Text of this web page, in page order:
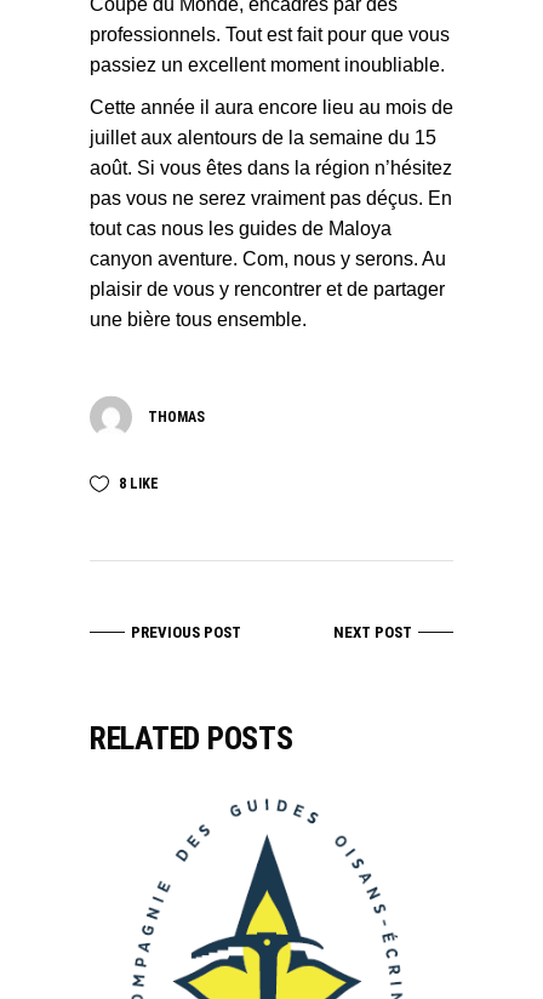
Coupe du Monde, encadrés par des
professionnels. Tout est fait pour que vous
passiez un excellent moment inoubliable.
Cette année il aura encore lieu au mois de
juillet aux alentours de la semaine du 15
août. Si vous êtes dans la région n’hésitez
pas vous ne serez vraiment pas déçus. En
tout cas nous les guides de Maloya
canyon aventure. Com, nous y serons. Au
plaisir de vous y rencontrer et de partager
une bière tous ensemble.
THOMAS
8 LIKE
PREVIOUS POST NEXT POST
RELATED POSTS